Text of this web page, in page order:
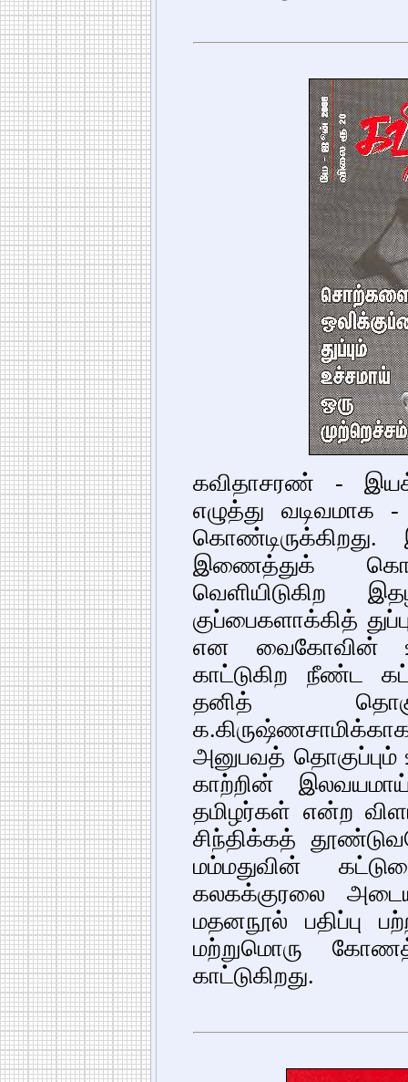
கவிதாசரண் -
எழுத்து வடிவமாக
இணைத்துக்
வெளியிடுகிற
குப்பைகளாக்கித்
என வைகோவின்
காட்டுகிற நீண்ட
தனித்
அனுபவத்
காற்றின்
தமிழர்கள் என்ற
சிந்திக்கத்
மம்மதுவின்
கலகக்குரலை
மதனநூல் பதிப்பு
மற்றுமொரு
காட்டுகிறது.